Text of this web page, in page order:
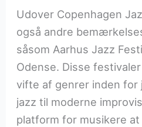
Udover Copenhagen
også andre
såsom Aarhus Jazz
Odense. Disse
vifte af genrer inden for
jazz til moderne
platform for musikere